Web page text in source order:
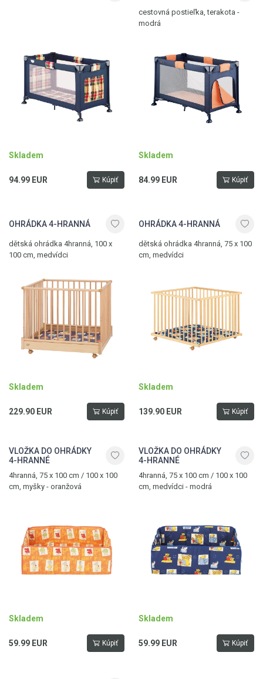
Skladem
94.99 EUR Kúpiť
cestovná postieľka, terakota -
modrá
Skladem
84.99 EUR Kúpiť
OHRÁDKA 4-HRANNÁ
dětská ohrádka 4hranná, 100 x
100 cm, medvídci
Skladem
229.90 EUR Kúpiť
OHRÁDKA 4-HRANNÁ
dětská ohrádka 4hranná, 75 x 100
cm, medvídci
Skladem
139.90 EUR Kúpiť
VLOŽKA DO OHRÁDKY
4-HRANNÉ
4hranná, 75 x 100 cm / 100 x 100
cm, myšky - oranžová
Skladem
59.99 EUR Kúpiť
VLOŽKA DO OHRÁDKY
4-HRANNÉ
4hranná, 75 x 100 cm / 100 x 100
cm, medvídci - modrá
Skladem
59.99 EUR Kúpiť